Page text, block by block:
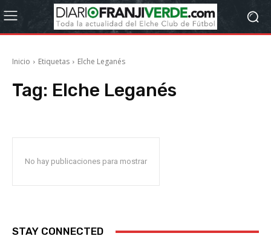
Inicio Etiquetas Elche Leganés
Tag: Elche Leganés
No hay publicaciones para mostrar
STAY CONNECTED